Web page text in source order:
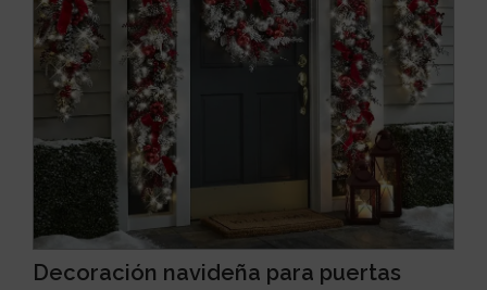
Decoración navideña para puertas